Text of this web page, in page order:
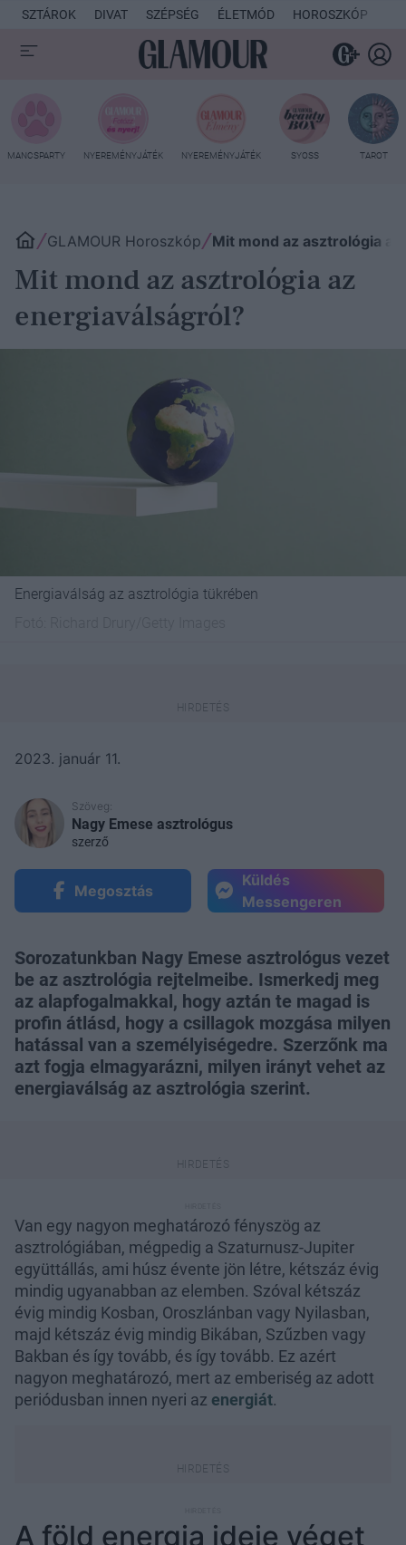
SZTÁROK DIVAT SZÉPSÉG ÉLETMÓD HOROSZKÓP
MANCSPARTY NYEREMÉNYJÁTÉK NYEREMÉNYJÁTÉK SYOSS TAROT
GLAMOUR Horoszkóp Mit mond az asztrológia
Mit mond az asztrológia az
energiaválságról?
Energiaválság az asztrológia tükrében
2023. január 11.
Szöveg:
Nagy Emese asztrológus
szerző
Megosztás
Küldés
Messengeren
Sorozatunkban Nagy Emese asztrológus vezet
be az asztrológia rejtelmeibe. Ismerkedj meg
az alapfogalmakkal, hogy aztán te magad is
profin átlásd, hogy a csillagok mozgása milyen
hatással van a személyiségedre. Szerzőnk ma
azt fogja elmagyarázni, milyen irányt vehet az
energiaválság az asztrológia szerint.
Van egy nagyon meghatározó fényszög az
asztrológiában, mégpedig a Szaturnusz-Jupiter
együttállás, ami húsz évente jön létre, kétszáz évig
mindig ugyanabban az elemben. Szóval kétszáz
évig mindig Kosban, Oroszlánban vagy Nyilasban,
majd kétszáz évig mindig Bikában, Szűzben vagy
Bakban és így tovább, és így tovább. Ez azért
nagyon meghatározó, mert az emberiség az adott
periódusban innen nyeri az energiát.
A föld energia ideje véget